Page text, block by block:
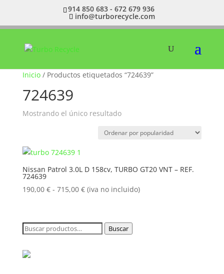
914 850 683 - 672 679 936
info@turborecycle.com
Inicio/ Productos etiquetados “724639”
724639
Mostrando el único resultado
Nissan Patrol 3.0L D 158cv, TURBO GT20 VNT – REF.
724639
190,00 € - 715,00 €Rango
desde
190,00 €
(iva no incluido)
Buscar
Buscar